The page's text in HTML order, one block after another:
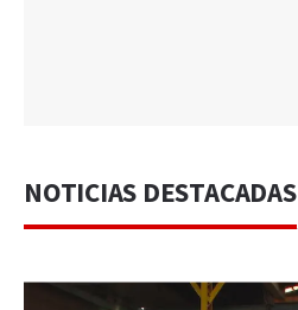
NOTICIAS DESTACADAS